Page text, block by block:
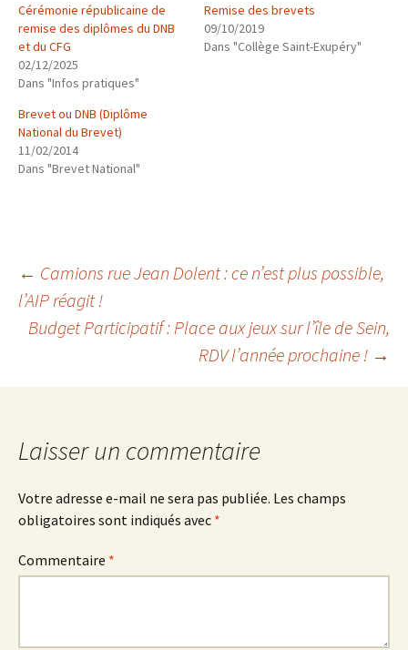
Cérémonie républicaine de
remise des diplômes du DNB
et du CFG
02/12/2025
Dans "Infos pratiques"
Remise des brevets
09/10/2019
Dans "Collège Saint-Exupéry"
Brevet ou DNB (Diplôme
National du Brevet)
11/02/2014
Dans "Brevet National"
Navigation
des
articles
← Camions rue Jean Dolent : ce n’est plus possible,
l’AIP réagit !
Budget Participatif : Place aux jeux sur l’île de Sein,
RDV l’année prochaine ! →
Laisser un commentaire
Votre adresse e-mail ne sera pas publiée. Les champs
obligatoires sont indiqués avec *
Commentaire *